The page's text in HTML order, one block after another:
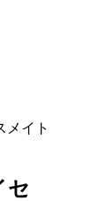
メイト
セ